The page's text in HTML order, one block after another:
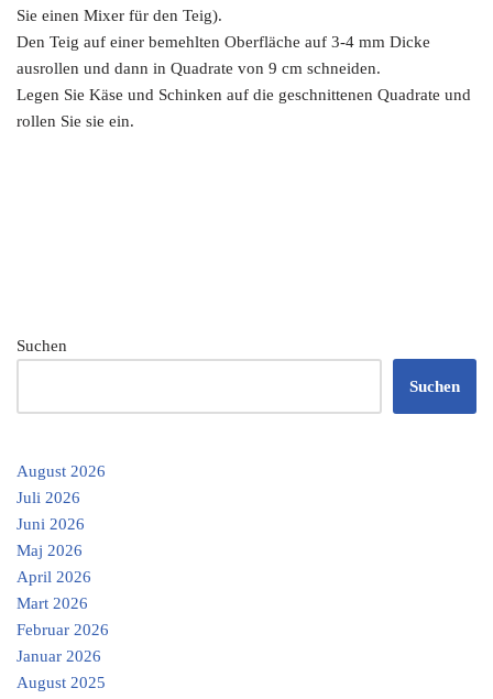
Sie einen Mixer für den Teig).
Den Teig auf einer bemehlten Oberfläche auf 3-4 mm Dicke
ausrollen und dann in Quadrate von 9 cm schneiden.
Legen Sie Käse und Schinken auf die geschnittenen Quadrate und
rollen Sie sie ein.
Suchen
Suchen
August 2026
Juli 2026
Juni 2026
Maj 2026
April 2026
Mart 2026
Februar 2026
Januar 2026
August 2025